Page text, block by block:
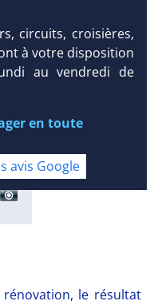
DEMANDE
le résultat
circuits, croisières,
à votre disposition
au vendredi de
en toute
avis Google